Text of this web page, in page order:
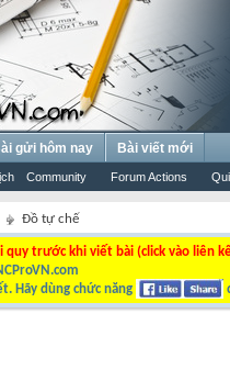
Community Forum Actions
gửi hôm nay Bài viết mới
Đồ tự chế
quy trước khi viết bài (click vào liên
Hãy dùng chức năng